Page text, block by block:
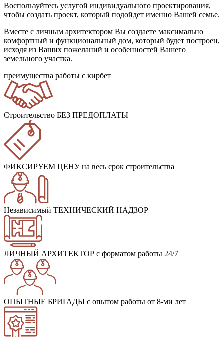
Воспользуйтесь услугой индивидуального проектирования,
чтобы создать проект, который подойдет именно Вашей семье.
Вместе с личным архитектором Вы создаете максимально
комфортный и функциональный дом, который будет построен,
исходя из Ваших пожеланий и особенностей Вашего
земельного участка.
преимущества работы с кирбет
Строительство БЕЗ ПРЕДОПЛАТЫ
ФИКСИРУЕМ ЦЕНУна весь срок строительства
Независимый ТЕХНИЧЕСКИЙ НАДЗОР
ЛИЧНЫЙ АРХИТЕКТОР с форматом работы 24/7
ОПЫТНЫЕ БРИГАДЫ с опытом работы от 8-ми лет